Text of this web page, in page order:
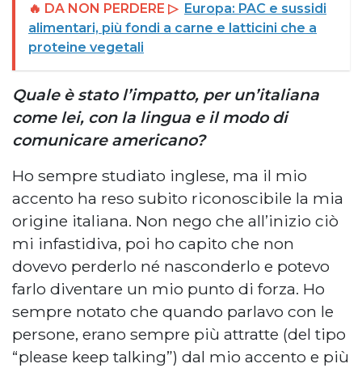
🔥 DA NON PERDERE ▷ Europa: PAC e sussidi
alimentari, più fondi a carne e latticini che a
proteine vegetali
Quale è stato l’impatto, per un’italiana
come lei, con la lingua e il modo di
comunicare americano?
Ho sempre studiato inglese, ma il mio
accento ha reso subito riconoscibile la mia
origine italiana. Non nego che all’inizio ciò
mi infastidiva, poi ho capito che non
dovevo perderlo né nasconderlo e potevo
farlo diventare un mio punto di forza. Ho
sempre notato che quando parlavo con le
persone, erano sempre più attratte (del tipo
“please keep talking”) dal mio accento e più